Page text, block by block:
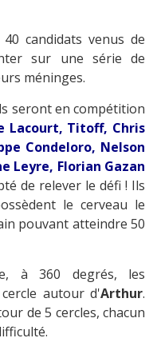
candidats venus de
sur une série de
méninges.
seront en compétition
Lacourt, Titoff, Chris
Condeloro, Nelson
Leyre, Florian Gazan
de relever le défi ! Ils
le cerveau le
pouvant atteindre 50
à 360 degrés, les
autour d'Arthur.
de 5 cercles, chacun